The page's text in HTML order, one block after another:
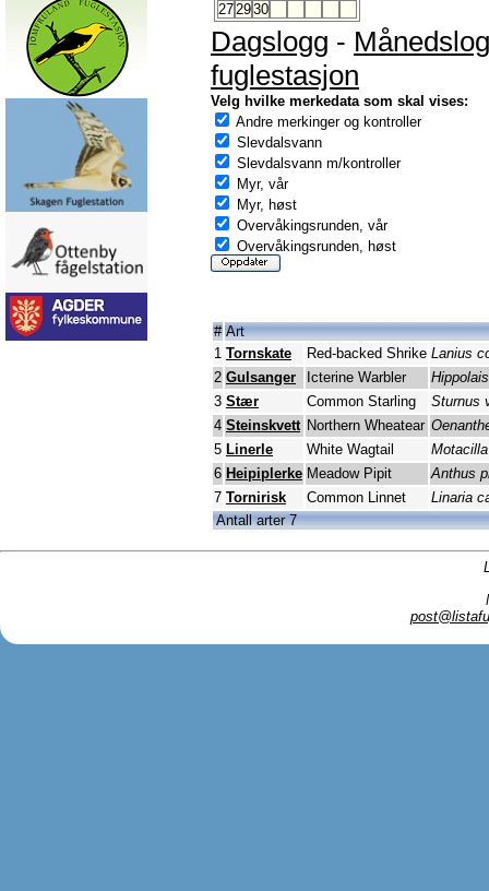
272930
Dagslogg -
fuglestasjon
Velg hvilke merkedata som skal vises:
Andre merkinger og kontroller
Slevdalsvann
Slevdalsvann m/kontroller
Myr, vår
Myr, høst
Overvåkingsrunden, vår
Overvåkingsrunden, høst
# Art
1 Tornskate Red-backed Shrike Lanius
2 Gulsanger Icterine Warbler
3 Stær Common Starling
Sturnus
4 Steinskvett Northern Wheatear
5 Linerle White Wagtail
6 Heipiplerke Meadow Pipit
Anthus
7 Tornirisk Common Linnet
Linaria
Antall arter 7